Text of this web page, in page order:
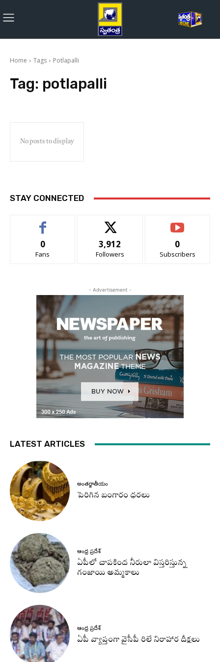
Home Tags Potlapalli
Tag: potlapalli
No posts to display
STAY CONNECTED
0
Fans
3,912
Followers
0
Subscribers
- Advertisement -
LATEST ARTICLES
అంతర్జాతీయం
పెరిగిన బంగారం ధరలు
ఆంధ్ర ప్రదేశ్
ఏపీలో చాపకింద నీరులా విస్తరిస్తున్న
గంజాయి అమ్మకాలు
ఆంధ్ర ప్రదేశ్
ఏపీ వ్యాప్తంగా వైసీపీ రిలే నిరాహార దీక్షలు